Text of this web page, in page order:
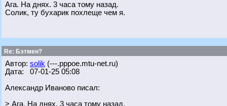
Ага. На днях. 3 часа тому назад.
Солик, ту бухарик похлеще чем я.
Re: Бэтмен?
Автор: solik (---.pppoe.mtu-net.ru)
Дата: 07-01-25 05:08
Александр Иваново писал:
> Ага. На днях. 3 часа тому назад.